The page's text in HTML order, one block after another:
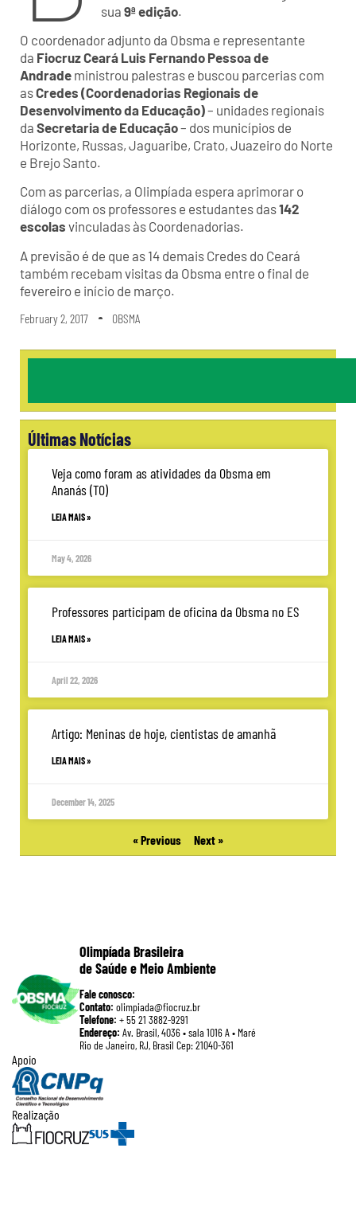
sua9ª edição.
O coordenador adjunto da Obsma e representante
da Fiocruz Ceará Luis Fernando Pessoa de
Andrade ministrou palestras e buscou parcerias com
asCredes (Coordenadorias Regionais de
Desenvolvimento da Educação)– unidades regionais
da Secretaria de Educação– dos municípios de
Horizonte, Russas, Jaguaribe, Crato, Juazeiro do Norte
e Brejo Santo.
Com as parcerias, a Olimpíada espera aprimorar o
diálogo com os professores e estudantes das142
escolas vinculadas às Coordenadorias.
A previsão é de que as 14 demais Credes do Ceará
também recebam visitas da Obsma entre o final de
fevereiro e início de março.
February 2, 2017 OBSMA
Últimas Notícias
Veja como foram as atividades da Obsma em
Ananás (TO)
LEIA MAIS »
May 4, 2026
Professores participam de oficina da Obsma no ES
LEIA MAIS »
April 22, 2026
Artigo: Meninas de hoje, cientistas de amanhã
LEIA MAIS »
December 14, 2025
« Previous Next »
Olimpíada Brasileira
de Saúde e Meio Ambiente
Fale conosco:
Contato: olimpiada@fiocruz.br
Telefone: + 55 21 3882-9291
Endereço: Av. Brasil, 4036 • sala 1016 A • Maré
Rio de Janeiro, RJ, Brasil Cep: 21040-361
Apoio
Realização